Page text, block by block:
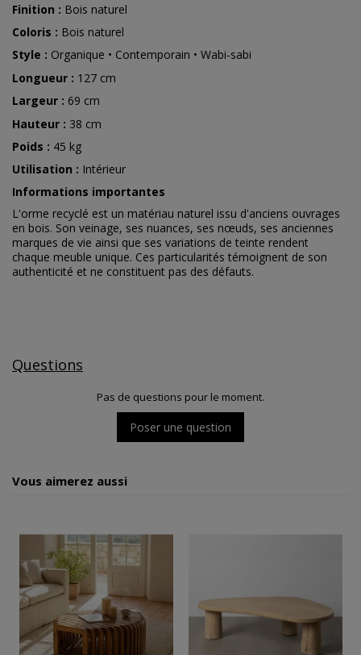
Finition : Bois naturel
Coloris : Bois naturel
Style : Organique • Contemporain • Wabi-sabi
Longueur : 127 cm
Largeur : 69 cm
Hauteur : 38 cm
Poids : 45 kg
Utilisation : Intérieur
Informations importantes
L'orme recyclé est un matériau naturel issu d'anciens ouvrages
en bois. Son veinage, ses nuances, ses nœuds, ses anciennes
marques de vie ainsi que ses variations de teinte rendent
chaque meuble unique. Ces particularités témoignent de son
authenticité et ne constituent pas des défauts.
Questions
Pas de questions pour le moment.
Poser une question
Vous aimerez aussi